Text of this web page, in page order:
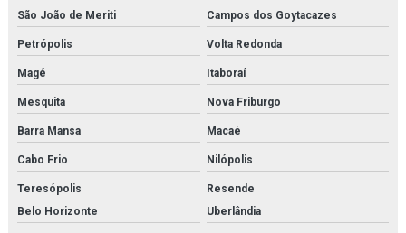
Empresa de secador de ar comprimido por adsorção
Empresa de secador de ar comprimido por refrigeração
Fabricantes de gerador de nitrogênio
Fbo 60329
Filter element parker
Filtro de cartucho
Filtro de cartucho orçamento
São João de Meriti Campos dos Goytacazes
Petrópolis Volta Redonda
Magé Itaboraí
Mesquita Nova Friburgo
Barra Mansa Macaé
Cabo Frio Nilópolis
Teresópolis
Resende
Belo Horizonte
Uberlândia